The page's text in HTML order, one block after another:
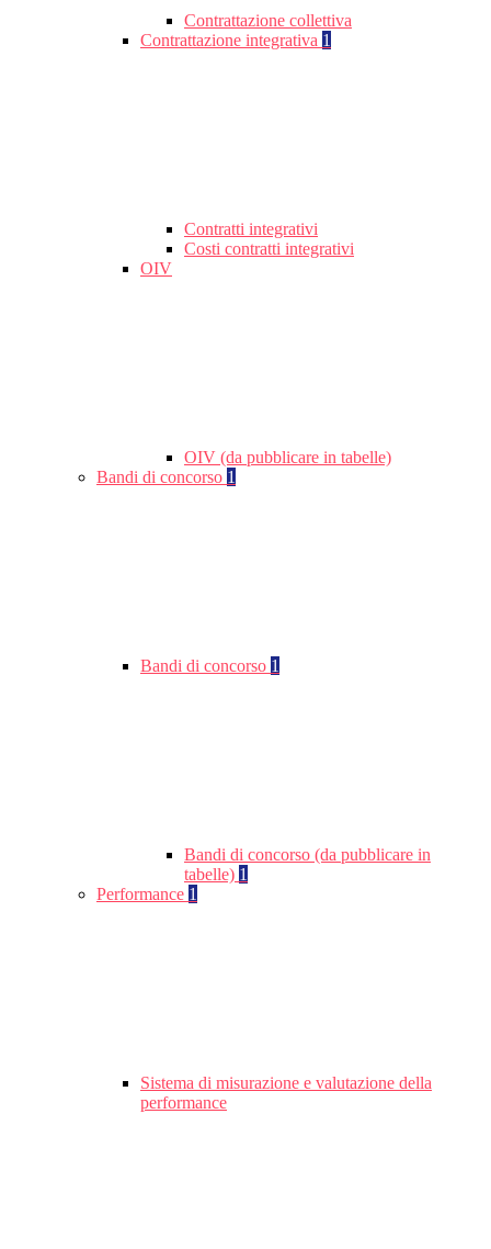
Contrattazione collettiva
Contrattazione integrativa 1
Contratti integrativi
Costi contratti integrativi
OIV
OIV (da pubblicare in tabelle)
Bandi di concorso 1
Bandi di concorso 1
Bandi di concorso (da pubblicare in
tabelle) 1
Performance 1
Sistema di misurazione e valutazione della
performance